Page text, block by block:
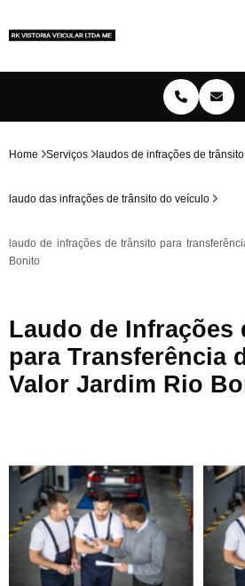
Home Serviços laudos de infrações de trânsito
laudo das infrações de trânsito do veículo
laudo de infrações de trânsito para
Bonito
Laudo de Infrações
para Transferência
Valor Jardim Rio